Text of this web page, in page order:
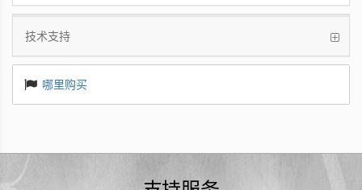
技术支持
哪里购买